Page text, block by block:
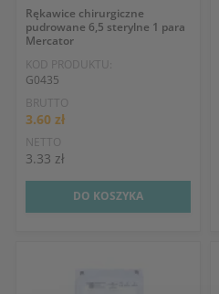
Rękawice chirurgiczne
pudrowane 6,5 sterylne 1 para
Mercator
KOD PRODUKTU:
G0435
BRUTTO
3.60 zł
NETTO
3.33 zł
DO KOSZYKA